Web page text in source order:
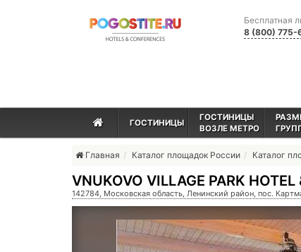
Бесплатная
8 (800) 775-
ГОСТИНИЦЫ
ГОСТИНИЦЫ
ВОЗЛЕ МЕТРО
Главная Каталог площадок России Каталог
VNUKOVO VILLAGE PARK
142784, Московская область, Ленинский район, пос.